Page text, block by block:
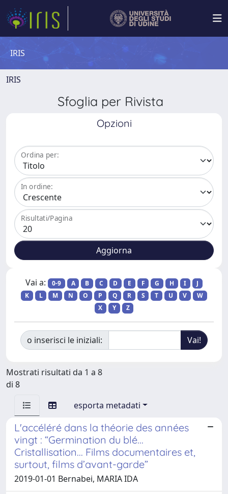
IRIS
IRIS
Sfoglia per Rivista
Opzioni
Ordina per:
In ordine:
Risultati/Pagina
Vai a: 0-9 A B C D E F G H I
J
K
L M N O P Q R S T U V
W
X
Y Z
o inserisci le iniziali:
Mostrati risultati da 1 a 8
di 8
esporta metadati
L'accéléré dans la théorie des années
vingt : “Germination du blé...
Cristallisation... Films documentaires et,
surtout, films d’avant-garde”
2019-01-01 Bernabei, MARIA IDA